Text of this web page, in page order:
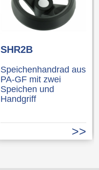
SHR2B
Speichenhandrad aus
PA-GF mit zwei
Speichen und
Handgriff